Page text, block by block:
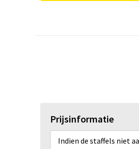
Prijsinformatie
Indien de staffels niet